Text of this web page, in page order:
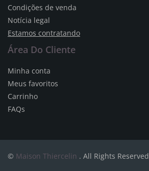
Condições de venda
Notícia legal
Estamos contratando
Área Do Cliente
Minha conta
Meus favoritos
Carrinho
FAQs
© Maison Thiercelin . All Rights Reserved